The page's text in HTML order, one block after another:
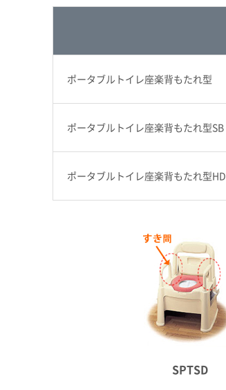
ポータブルトイレ座楽背もたれ型
ポータブルトイレ座楽背もたれ型SB
ポータブルトイレ座楽背もたれ型HD
SPTSD